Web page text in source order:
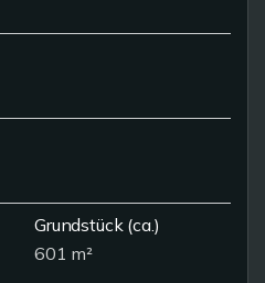
Grundstück(ca.)
601 m²